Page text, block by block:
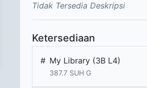
Tidak Tersedia Deskripsi
Ketersediaan
# My Library (3B L4)
387.7 SUH G